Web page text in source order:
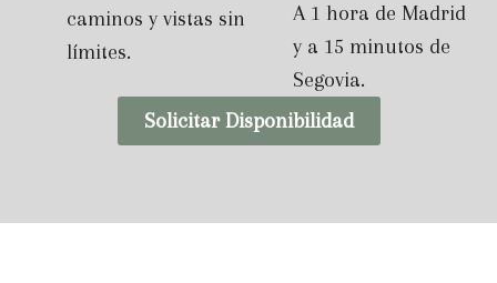
caminos y vistas sin
límites.
A 1 hora de Madrid
y a 15 minutos de
Segovia.
Solicitar Disponibilidad